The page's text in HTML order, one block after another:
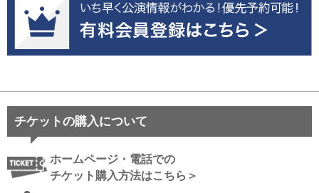
チケットの購入について
ホームページ・電話での
チケット購入方法はこちら＞